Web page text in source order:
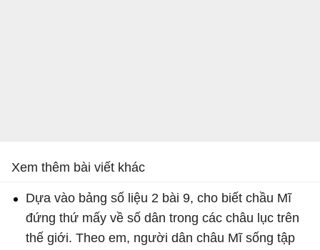
Xem thêm bài viết khác
Dựa vào bảng số liệu 2 bài 9, cho biết chầu Mĩ
đứng thứ mấy về số dân trong các châu lục trên
thế giới. Theo em, người dân châu Mĩ sống tập